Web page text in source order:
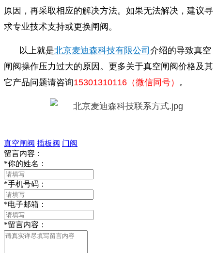
原因，再采取相应的解决方法。如果无法解决，建议寻
求专业技术支持或更换闸阀。
以上就是北京麦迪森科技有限公司 介绍的导致真空
闸阀操作压力过大的原因。更多关于真空闸阀价格及其
它产品问题请咨询15301310116（微信同号） 。
真空闸阀 插板阀 门阀
留言内容：
*你的姓名：
*手机号码：
*电子邮箱：
*留言内容：